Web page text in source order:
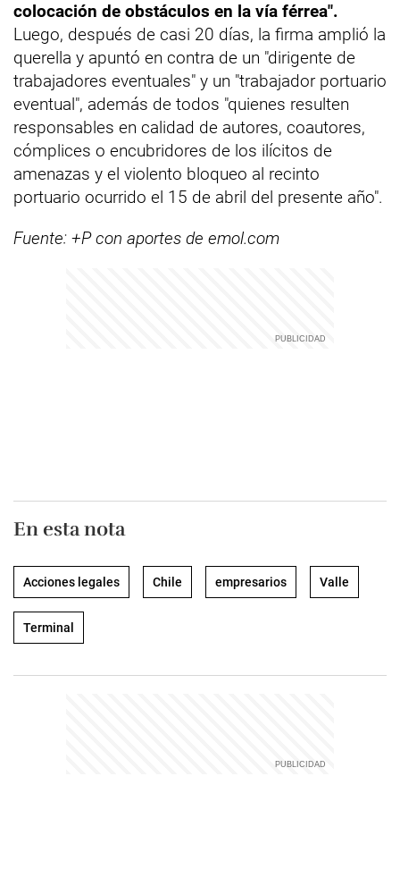
colocación de obstáculos en la vía férrea".
Luego, después de casi 20 días, la firma amplió la
querella y apuntó en contra de un "dirigente de
trabajadores eventuales" y un "trabajador portuario
eventual", además de todos "quienes resulten
responsables en calidad de autores, coautores,
cómplices o encubridores de los ilícitos de
amenazas y el violento bloqueo al recinto
portuario ocurrido el 15 de abril del presente año".
Fuente: +P con aportes de emol.com
En esta nota
Acciones legales Chile empresarios Valle
Terminal